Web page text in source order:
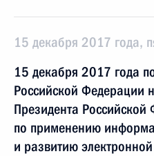
15 декабря 2017 года,
15 декабря 2017 года
Российской Федерации
Президента Российской
по применению
и развитию